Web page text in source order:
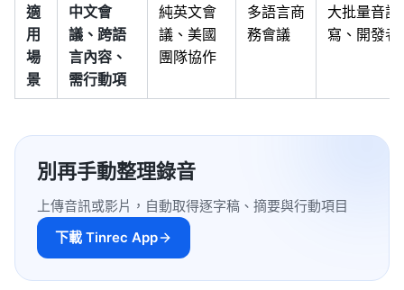
適
用
場
景
中文會
議、跨語
言內容、
需行動項
純英文會
議、美國
團隊協作
多語言商
務會議
大批量音訊
寫、開發者
別再手動整理錄音
上傳音訊或影片，自動取得逐字稿、摘要與行動項目
下載 Tinrec App